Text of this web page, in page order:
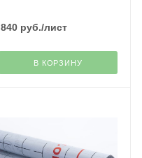
840руб./лист
В КОРЗИНУ